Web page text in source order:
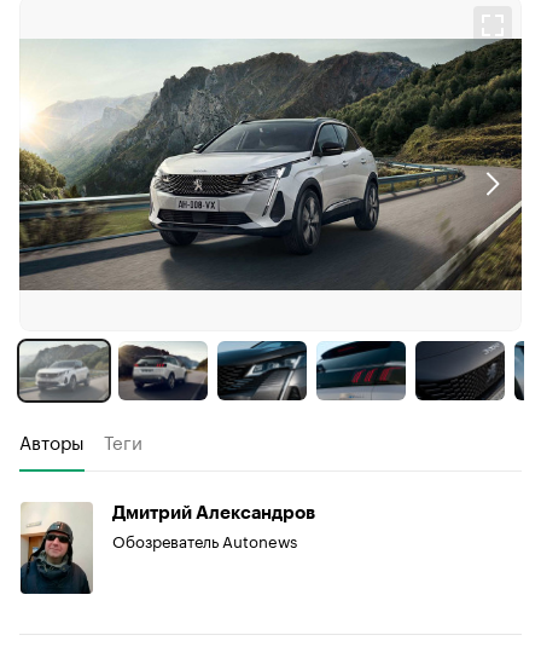
Авторы Теги
Дмитрий Александров
Обозреватель Autonews